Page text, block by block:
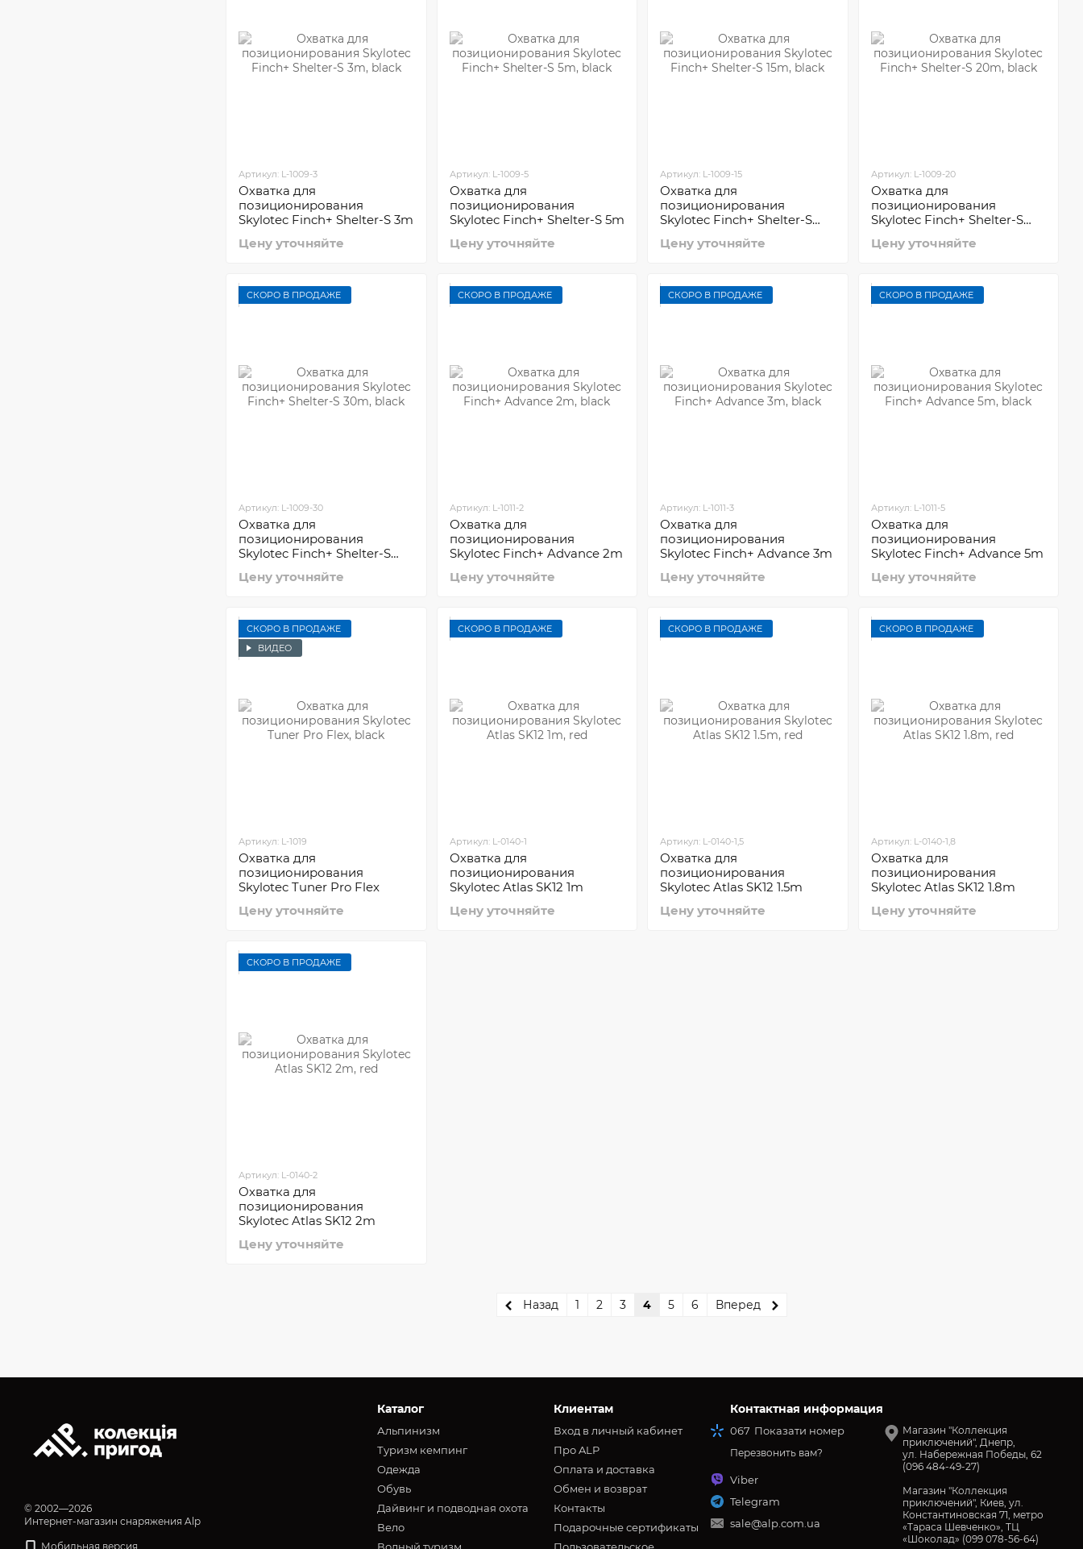
Артикул: L-1009-3
Охватка для
позиционирования
Skylotec Finch+ Shelter-S 3m
Цену уточняйте
Артикул: L-1009-5
Охватка для
позиционирования
Skylotec Finch+ Shelter-S 5m
Цену уточняйте
Артикул: L-1009-15
Охватка для
позиционирования
Skylotec Finch+ Shelter-S
Цену уточняйте
Артикул: L-1009-20
Охватка для
позиционирования
Skylotec Finch+ Shelter-S
Цену уточняйте
СКОРО В ПРОДАЖЕ
Артикул: L-1009-30
Охватка для
позиционирования
Skylotec Finch+ Shelter-S
Цену уточняйте
СКОРО В ПРОДАЖЕ
Артикул: L-1011-2
Охватка для
позиционирования
Skylotec Finch+ Advance 2m
Цену уточняйте
СКОРО В ПРОДАЖЕ
Артикул: L-1011-3
Охватка для
позиционирования
Skylotec Finch+ Advance 3m
Цену уточняйте
СКОРО В ПРОДАЖЕ
Артикул: L-1011-5
Охватка для
позиционирования
Skylotec Finch+ Advance 5m
Цену уточняйте
СКОРО В ПРОДАЖЕ
ВИДЕО
Артикул: L-1019
Охватка для
позиционирования
Skylotec Tuner Pro Flex
Цену уточняйте
СКОРО В ПРОДАЖЕ
Артикул: L-0140-1
Охватка для
позиционирования
Skylotec Atlas SK12 1m
Цену уточняйте
СКОРО В ПРОДАЖЕ
Артикул: L-0140-1,5
Охватка для
позиционирования
Skylotec Atlas SK12 1.5m
Цену уточняйте
СКОРО В ПРОДАЖЕ
Артикул: L-0140-1,8
Охватка для
позиционирования
Skylotec Atlas SK12 1.8m
Цену уточняйте
СКОРО В ПРОДАЖЕ
Артикул: L-0140-2
Охватка для
позиционирования
Skylotec Atlas SK12 2m
Цену уточняйте
Назад 1 2 3 4 5 6 Вперед
© 2002—2026
Интернет-магазин снаряжения Alp
Мобильная версия
Каталог
Альпинизм
Туризм кемпинг
Oдежда
Обувь
Дайвинг и подводная охота
Вело
Клиентам
Вход в личный кабинет
Про ALP
Оплата и доставка
Обмен и возврат
Контакты
Подарочные сертификаты
Контактная информация
067 Показати номер
Перезвонить вам?
Viber
Telegram
sale@alp.com.ua
Магазин "Коллекция
приключений", Днепр,
ул. Набережная Победы, 62
(096 484-49-27)
Магазин "Коллекция
приключений", Киев, ул.
Константиновская 71, метро
«Тараса Шевченко», ТЦ
«Шоколад» (099 078-56-64)